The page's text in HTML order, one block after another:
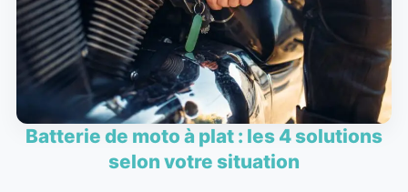
Batterie de moto à plat : les 4 solutions
selon votre situation